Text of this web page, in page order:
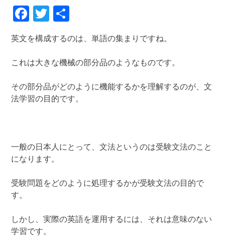
Facebook
Twitter
英文を構成するのは、単語の集まりですね。
これは大きな機械の部分品のようなものです。
その部分品がどのように機能するかを理解するのが、文
法学習の目的です。
一般の日本人にとって、文法というのは受験文法のこと
になります。
受験問題をどのように処理するかが受験文法の目的で
す。
しかし、実際の英語を運用するには、それは意味のない
学習です。